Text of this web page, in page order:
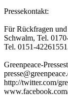
Pressekontakt:
Für Rückfragen und
Schwalm, Tel.
Tel. 0151-
Greenpeace-
http://twitter.com/